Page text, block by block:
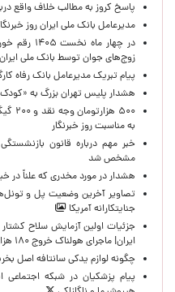
پاسخ کروز به مطالب خلاف واقع
مدیرعامل بانک ملی ایران روز
زوج‌های جوان توسط بانک ملی ایران
پیام تبریک مدیرعامل بانک رفاه
هشدار پلیس تهران بزرگ به
۵۰۰
به مناسبت روز خبرنگار
خبر مهم درباره قانون
مشخص شد
هشدار در مورد مخدری که علناً در
تصاویر آخرین وضعیت پل و
جنایتکارانه آمریکا
جزئیات اولین آزمایش سلاح
ایران| ماجرای هولناک خروج ۱۸۰ هزار گلوله ساچمه ای با حرارت بالا در لامرد
چگونه لوازم یدکی سانتافه اصل
پیام پزشکیان در شبکه اجتماعی